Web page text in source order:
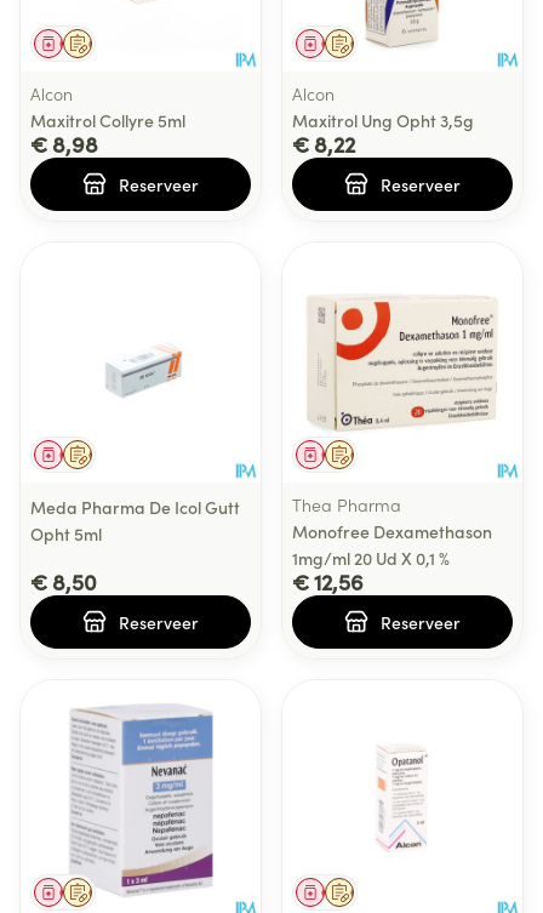
Op voorschrift
Geneesmiddel
Alcon
Maxitrol Collyre 5ml
€ 8,98
Reserveer
Op voorschrift
Geneesmiddel
Alcon
Maxitrol Ung Opht 3,5g
€ 8,22
Reserveer
Op voorschrift
Geneesmiddel
Meda Pharma De Icol Gutt
Opht 5ml
€ 8,50
Reserveer
Op voorschrift
Geneesmiddel
Thea Pharma
Monofree Dexamethason
1mg/ml 20 Ud X 0,1 %
€ 12,56
Reserveer
Op voorschrift
Geneesmiddel Op voorschrift
Geneesmiddel